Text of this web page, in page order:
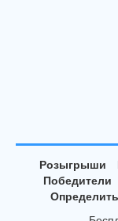
Розыгрыши
Победители